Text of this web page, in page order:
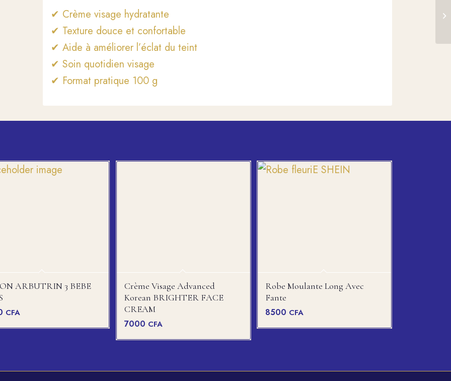
✔ Crème visage hydratante
✔ Texture douce et confortable
✔ Aide à améliorer l’éclat du teint
✔ Soin quotidien visage
✔ Format pratique 100 g
ARBUTRIN 3 BEBE
CFA
Crème Visage Advanced
Korean BRIGHTER FACE
CREAM
7000 CFA
Robe Moulante Long Avec
Fante
8500 CFA